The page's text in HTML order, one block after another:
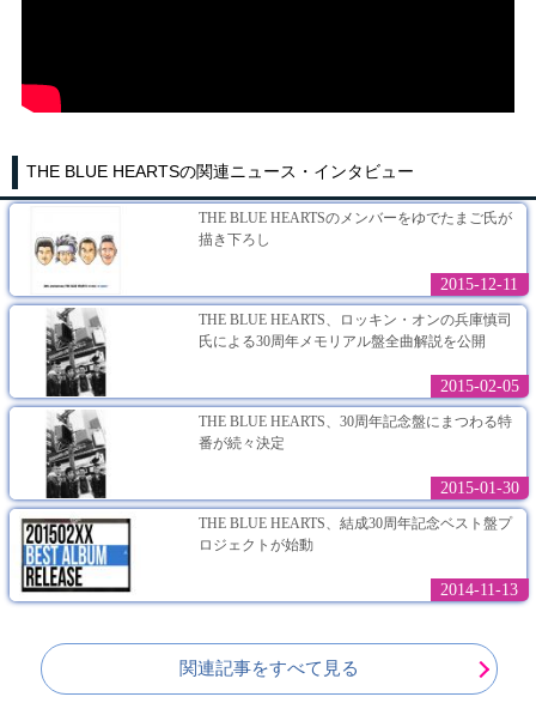
THE BLUE HEARTSの関連ニュース・インタビュー
THE BLUE HEARTSのメンバーをゆでたまご氏が
描き下ろし
2015-12-11
THE BLUE HEARTS、ロッキン・オンの兵庫慎司
氏による30周年メモリアル盤全曲解説を公開
2015-02-05
THE BLUE HEARTS、30周年記念盤にまつわる特
番が続々決定
2015-01-30
THE BLUE HEARTS、結成30周年記念ベスト盤プ
ロジェクトが始動
2014-11-13
関連記事をすべて見る